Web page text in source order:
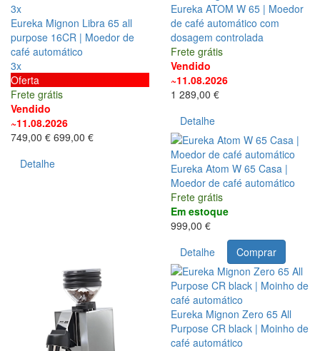
3x
Eureka Mignon Libra 65 all
purpose 16CR | Moedor de
café automático
3x
Oferta
Frete grátis
Vendido
~11.08.2026
749,00 € 699,00 €
Detalhe
Eureka ATOM W 65 | Moedor
de café automático com
dosagem controlada
Frete grátis
Vendido
~11.08.2026
1 289,00 €
Detalhe
Eureka Atom W 65 Casa |
Moedor de café automático
Frete grátis
Em estoque
999,00 €
Detalhe
Comprar
Eureka Mignon Zero 65 All
Purpose CR black | Moinho de
café automático